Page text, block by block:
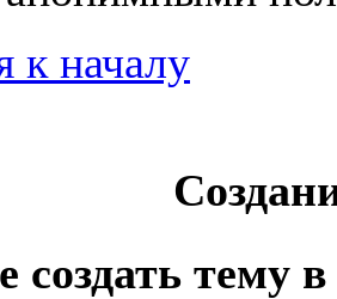
к началу
создать тему